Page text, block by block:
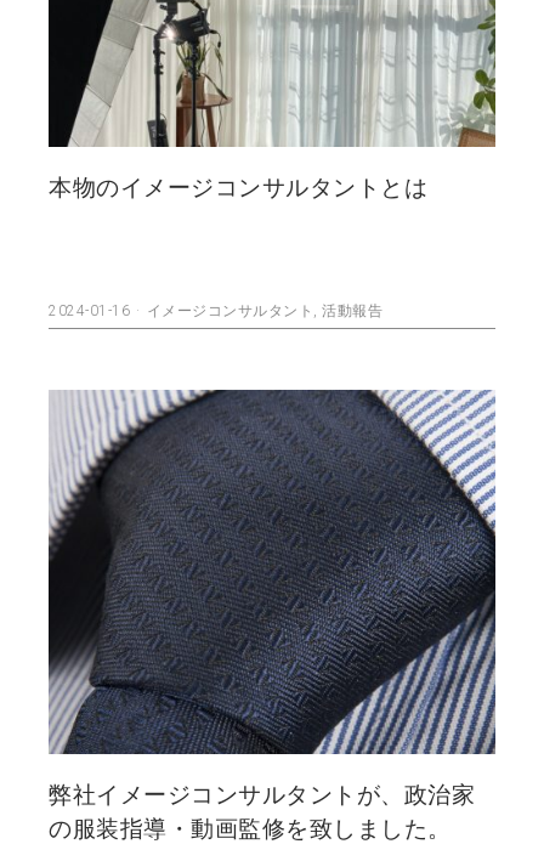
本物のイメージコンサルタントとは
2024-01-16 イメージコンサルタント ,活動報告
弊社イメージコンサルタントが、政治家
の服装指導・動画監修を致しました。